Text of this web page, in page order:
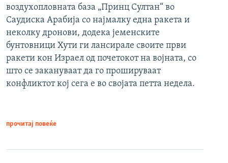
воздухопловната база „Принц Султан“ во
Саудиска Арабија со најмалку една ракета и
неколку дронови, додека јеменските
бунтовници Хути ги лансирале своите први
ракети кон Израел од почетокот на војната, со
што се закануваат да го прошируваат
конфликтот кој сега е во својата петта недела.
прочитај повеќе